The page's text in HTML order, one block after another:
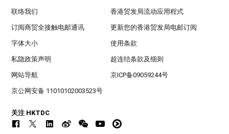
联络我们 香港贸发局流动应用程式
订阅商贸全接触电邮通讯 更新您的香港贸发局电邮订阅
字体大小 使用条款
私隐政策声明 超连结条款及细则
网站导航 京ICP备09059244号
京公网安备 11010102003523号
关注 HKTDC